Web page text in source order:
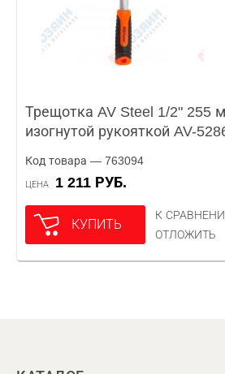
Трещотка AV Steel 1/2" 255
изогнутой рукояткой AV-
Код товара — 763094
ЦЕНА 1 211 РУБ.
КУПИТЬ
К
ОТЛОЖИТЬ